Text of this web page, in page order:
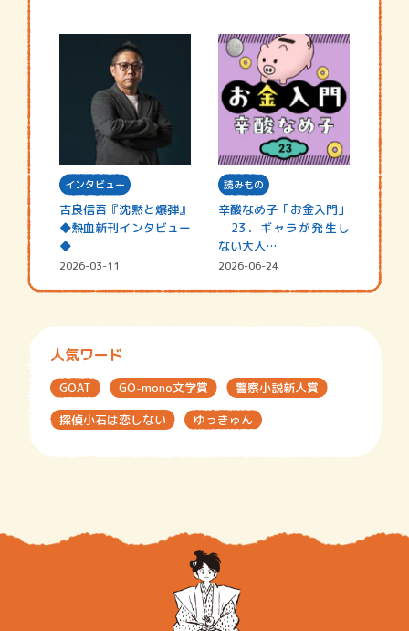
インタビュー
吉良信吾『沈黙と爆弾』
◆熱血新刊インタビュー
◆
2026-03-11
読みもの
辛酸なめ子「お金入門」
23．ギャラが発生し
ない大人…
2026-06-24
人気ワード
GOAT GO-mono文学賞
警察小説新人賞
探偵小石は恋しない
ゆっきゅん